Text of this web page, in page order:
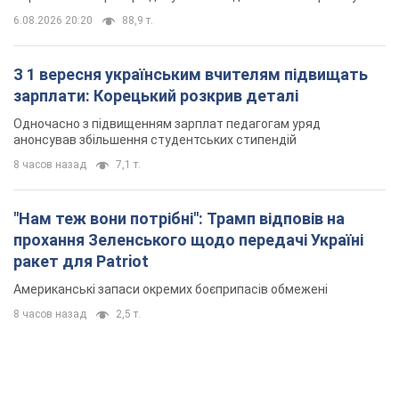
6.08.2026 20:20 88,9 т.
З 1 вересня українським вчителям підвищать
зарплати: Корецький розкрив деталі
Одночасно з підвищенням зарплат педагогам уряд
анонсував збільшення студентських стипендій
8 часов назад 7,1 т.
"Нам теж вони потрібні": Трамп відповів на
прохання Зеленського щодо передачі Україні
ракет для Patriot
Американські запаси окремих боєприпасів обмежені
8 часов назад 2,5 т.